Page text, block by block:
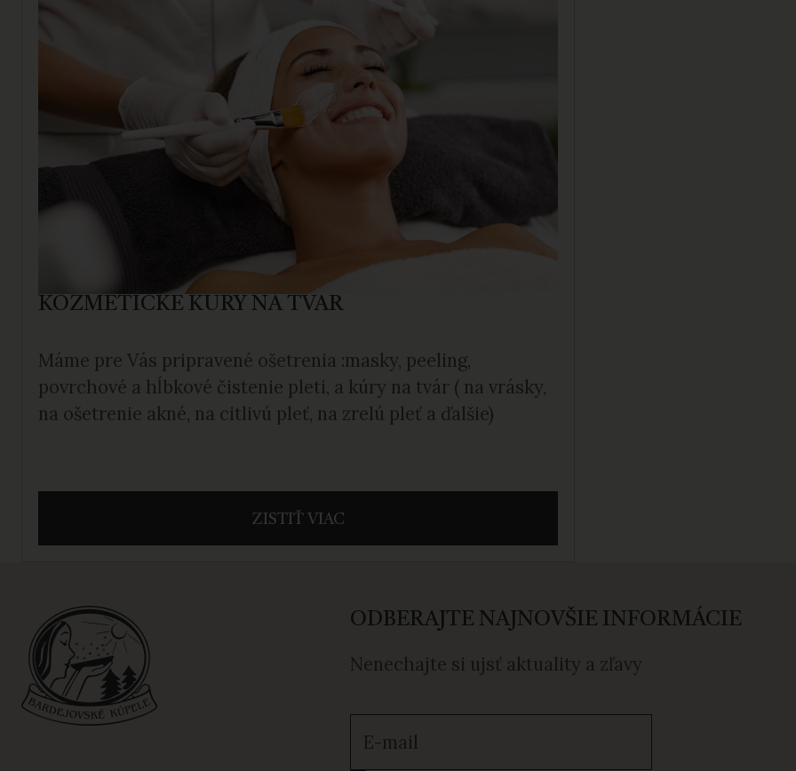
KOZMETICKÉ KÚRY NA TVÁR
Máme pre Vás pripravené ošetrenia :masky, peeling,
povrchové a hĺbkové čistenie pleti, a kúry na tvár ( na vrásky,
na ošetrenie akné, na citlivú pleť, na zrelú pleť a ďalšie)
ZISTIŤ VIAC
ODBERAJTE NAJNOVŠIE INFORMÁCIE
Nenechajte si ujsť aktuality a zľavy